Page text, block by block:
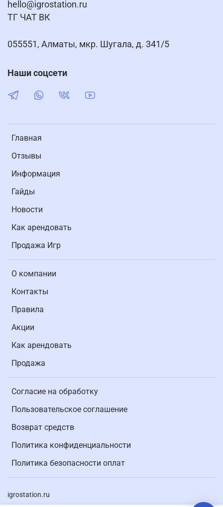
Главная
Отзывы
Информация
Гайды
Новости
Как арендовать
Продажа Игр
О компании
Контакты
Правила
Акции
Как арендовать
Продажа
Согласие на обработку
Пользовательское соглашение
Возврат средств
Политика конфиденциальности
Политика безопасности оплат
hello@igrostation.ru
ТГ ЧАТ ВК
055551, Алматы, мкр. Шугала, д. 341/5
Наши соцсети
igrostation.ru